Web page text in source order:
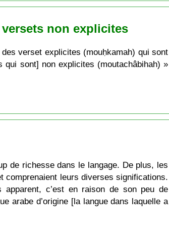
versets non explicites
verset explicites (mouḥkamah) qui sont
qui sont] non explicites (moutachâbihah) »
de richesse dans le langage. De plus, les
comprenaient leurs diverses significations.
c’est en raison de son peu de
arabe d’origine [la langue dans laquelle a